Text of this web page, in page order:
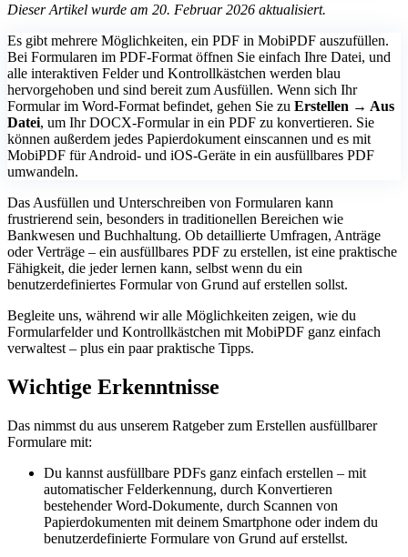
Dieser Artikel wurde am 20. Februar 2026 aktualisiert.
Es gibt mehrere Möglichkeiten, ein PDF in MobiPDF auszufüllen.
Bei Formularen im PDF-Format öffnen Sie einfach Ihre Datei, und
alle interaktiven Felder und Kontrollkästchen werden blau
hervorgehoben und sind bereit zum Ausfüllen. Wenn sich Ihr
Formular im Word-Format befindet, gehen Sie zu Erstellen → Aus
Datei, um Ihr DOCX-Formular in ein PDF zu konvertieren. Sie
können außerdem jedes Papierdokument einscannen und es mit
MobiPDF für Android- und iOS-Geräte in ein ausfüllbares PDF
umwandeln.
Das Ausfüllen und Unterschreiben von Formularen kann
frustrierend sein, besonders in traditionellen Bereichen wie
Bankwesen und Buchhaltung. Ob detaillierte Umfragen, Anträge
oder Verträge – ein ausfüllbares PDF zu erstellen, ist eine praktische
Fähigkeit, die jeder lernen kann, selbst wenn du ein
benutzerdefiniertes Formular von Grund auf erstellen sollst.
Begleite uns, während wir alle Möglichkeiten zeigen, wie du
Formularfelder und Kontrollkästchen mit MobiPDF ganz einfach
verwaltest – plus ein paar praktische Tipps.
Wichtige Erkenntnisse
Das nimmst du aus unserem Ratgeber zum Erstellen ausfüllbarer
Formulare mit:
Du kannst ausfüllbare PDFs ganz einfach erstellen – mit
automatischer Felderkennung, durch Konvertieren
bestehender Word-Dokumente, durch Scannen von
Papierdokumenten mit deinem Smartphone oder indem du
benutzerdefinierte Formulare von Grund auf erstellst.